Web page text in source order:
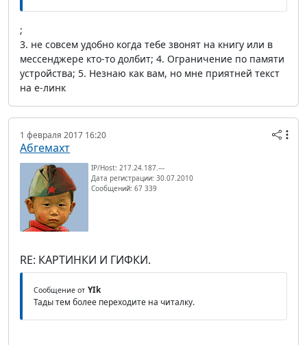
;
3. не совсем удобно когда тебе звонят на книгу или в
мессенджере кто-то долбит; 4. Ограничение по памяти
устройства; 5. Незнаю как вам, но мне приятней текст
на е-линк
1 февраля 2017 16:20
Абгемахт
IP/Host: 217.24.187.---
Дата регистрации: 30.07.2010
Сообщений: 67 339
RE: КАРТИНКИ И ГИФКИ.
Сообщение от YIk
Тады тем более переходите на читалку.